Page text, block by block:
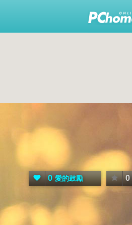
0 愛的鼓勵 0